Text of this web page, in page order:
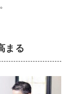
まる